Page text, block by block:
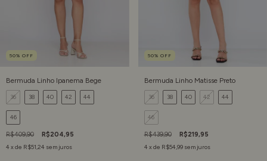
50% OFF
Bermuda Linho Ipanema Bege
36 38 40 42 44
46
R$409,90
R$204,95
4 x de R$51,24 sem juros
50% OFF
Bermuda Linho Matisse Preto
36 38 40 42 44
46
R$439,90
R$219,95
4 x de R$54,99 sem juros